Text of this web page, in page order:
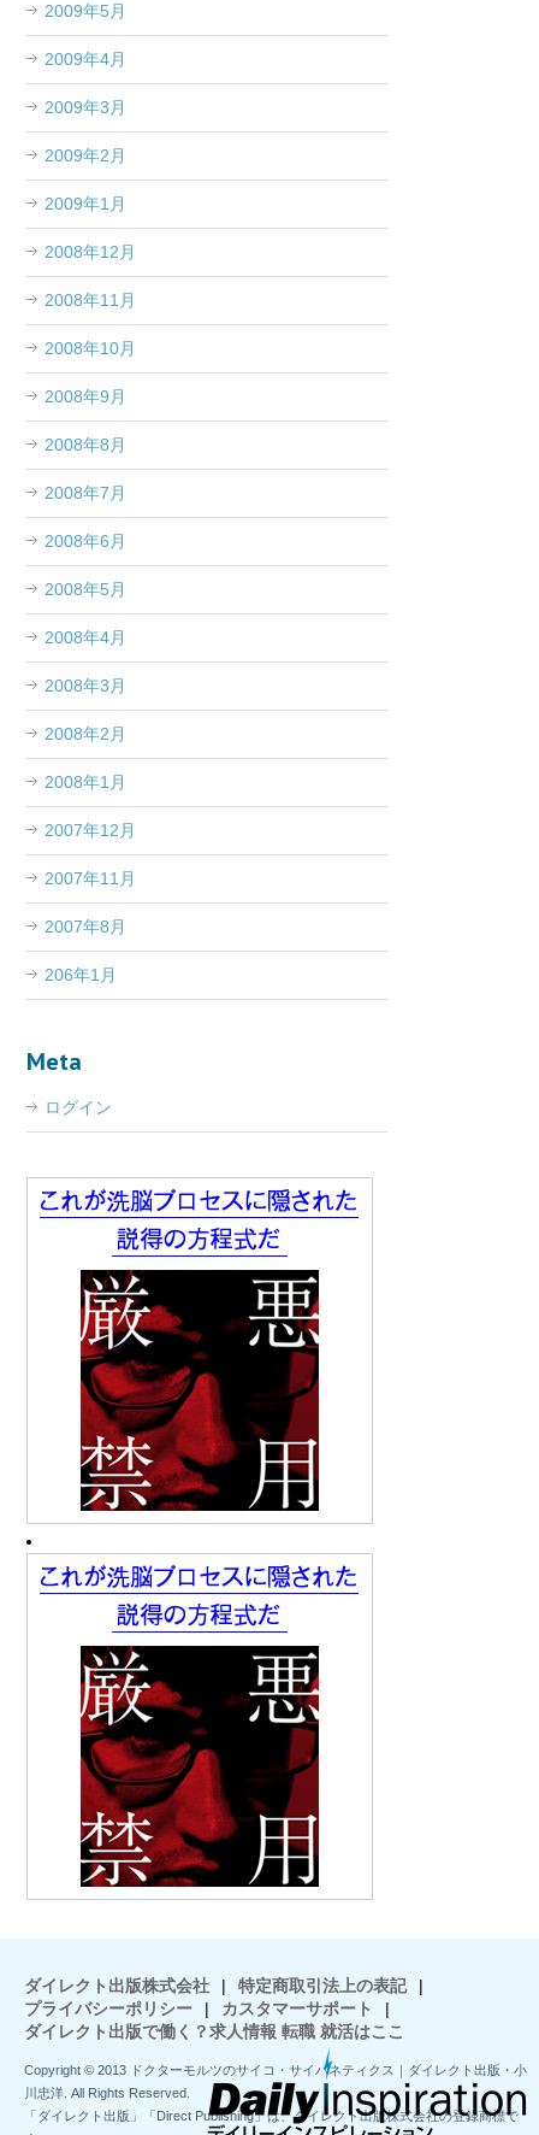
2009年5月
2009年4月
2009年3月
2009年2月
2009年1月
2008年12月
2008年11月
2008年10月
2008年9月
2008年8月
2008年7月
2008年6月
2008年5月
2008年4月
2008年3月
2008年2月
2008年1月
2007年12月
2007年11月
2007年8月
206年1月
Meta
ログイン
ダイレクト出版株式会社 | 特定商取引法上の表記
|
プライバシーポリシー
| カスタマーサポート
|
ダイレクト出版で働く？求人情報 転職 就活はここ
Copyright © 2013 ドクターモルツのサイコ・サイバネティクス｜ダイレクト出版・小
川忠洋. All Rights Reserved.
「ダイレクト出版」「Direct Publishing」は、ダイレクト出版株式会社の登録商標で